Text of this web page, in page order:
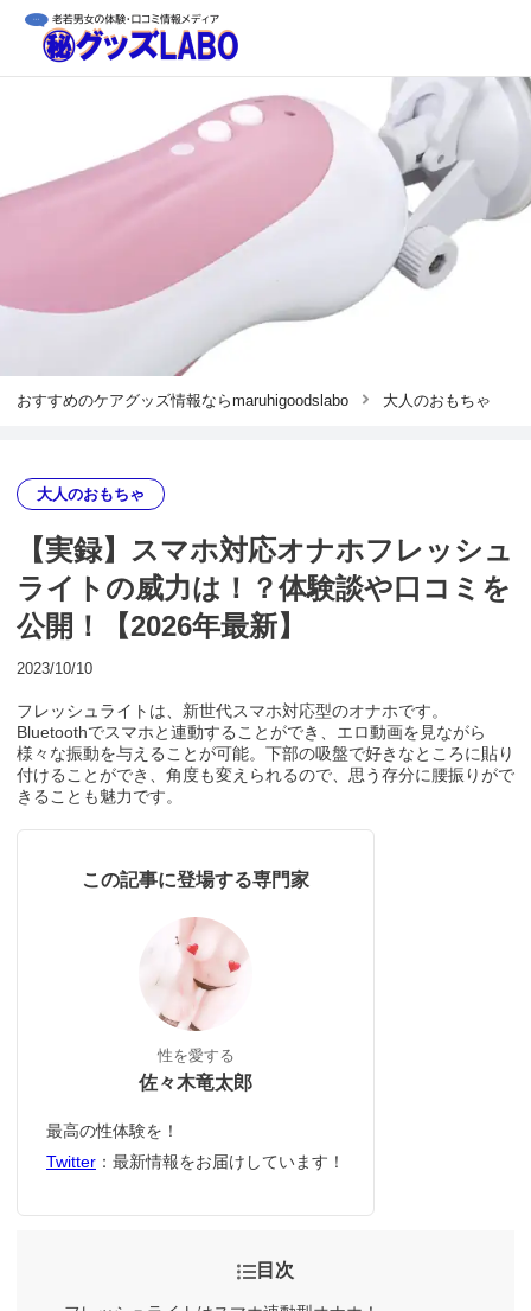
おすすめのケアグッズ情報ならmaruhigoodslabo 大人のおもちゃ
大人のおもちゃ
【実録】スマホ対応オナホフレッシュ
ライトの威力は！？体験談や口コミを
公開！【2026年最新】
2023/10/10
フレッシュライトは、新世代スマホ対応型のオナホです。
Bluetoothでスマホと連動することができ、エロ動画を見ながら
様々な振動を与えることが可能。下部の吸盤で好きなところに貼り
付けることができ、角度も変えられるので、思う存分に腰振りがで
きることも魅力です。
この記事に登場する専門家
性を愛する
佐々木竜太郎
最高の性体験を！
Twitter ：最新情報をお届けしています！
目次